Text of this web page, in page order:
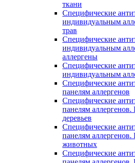
ткани
Специфические
индивидуальным
трав
Специфические
индивидуальным
аллергены
Специфические
индивидуальным
Специфические
панелям аллергенов
Специфические
панелям аллергенов.
деревьев
Специфические
панелям аллергенов.
животных
Специфические